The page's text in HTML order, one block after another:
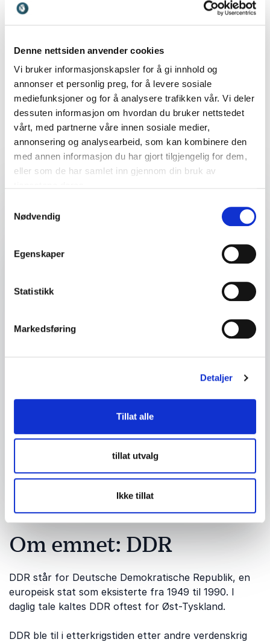
Denne nettsiden anvender cookies
Vi bruker informasjonskapsler for å gi innhold og
annonser et personlig preg, for å levere sosiale
mediefunksjoner og for å analysere trafikken vår. Vi deler
dessuten informasjon om hvordan du bruker nettstedet
vårt, med partnerne våre innen sosiale medier,
annonsering og analysearbeid, som kan kombinere den
med annen informasjon du har gjort tilgjengelig for dem,
eller som de har samlet inn gjennom din bruk av
Nødvendig
Egenskaper
Statistikk
Markedsføring
Detaljer
Tillat alle
tillat utvalg
Ikke tillat
Finn den perfekte match til ditt
event
Detaljer om ditt arrangement
Send forespørsel
Om emnet: DDR
DDR står for Deutsche Demokratische Republik, en
europeisk stat som eksisterte fra 1949 til 1990. I
daglig tale kaltes DDR oftest for Øst-Tyskland.
DDR ble til i etterkrigstiden etter andre verdenskrig